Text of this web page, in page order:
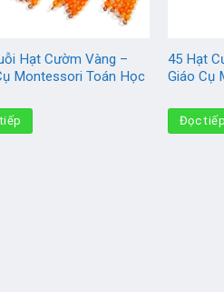
Hạt Cườm Vàng –
Montessori Toán Học
45 Hạt
Giáo Cụ
Đọc tiếp